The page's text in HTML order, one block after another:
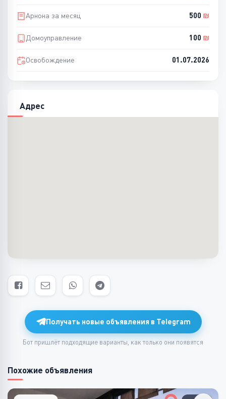
Арнона за месяц 500 ₪
Домоуправление 100 ₪
Освобождение 01.07.2026
Адрес
Получать новые объявления в Telegram
Бот пришлёт подходящие варианты, как только они появятся
Похожие объявления